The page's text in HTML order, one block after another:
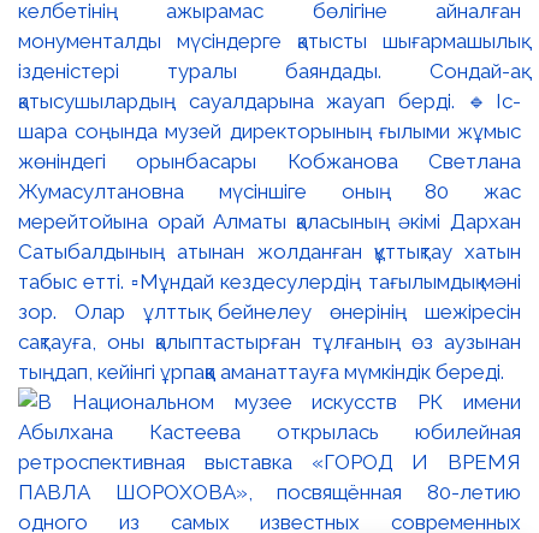
келбетінің ажырамас бөлігіне айналған
монументалды мүсіндерге қатысты шығармашылық
ізденістері туралы баяндады. Сондай-ақ
қатысушылардың сауалдарына жауап берді. 🔹Іс-
шара соңында музей директорының ғылыми жұмыс
жөніндегі орынбасары Кобжанова Светлана
Жумасултановна мүсіншіге оның 80 жас
мерейтойына орай Алматы қаласының әкімі Дархан
Сатыбалдының атынан жолданған құттықтау хатын
табыс етті. ▫️Мұндай кездесулердің тағылымдық мәні
зор. Олар ұлттық бейнелеу өнерінің шежіресін
сақтауға, оны қалыптастырған тұлғаның өз аузынан
тыңдап, кейінгі ұрпаққа аманаттауға мүмкіндік береді.